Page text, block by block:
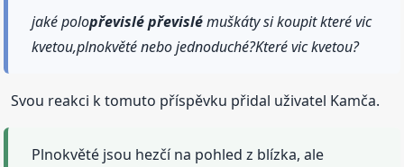
jaké polopřevislé převislémuškáty si koupit které vic
kvetou,plnokvěté nebo jednoduché?Které vic kvetou?
Svou reakci k tomuto příspěvku přidal uživatel Kamča.
Plnokvěté jsou hezčí na pohled z blízka, ale